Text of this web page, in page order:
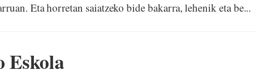
Eta horretan saiatzeko bide bakarra, lehenik eta be...
Eskola